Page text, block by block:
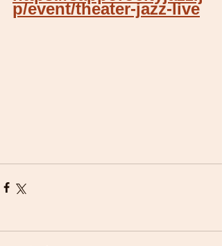
p/event/theater-jazz-live